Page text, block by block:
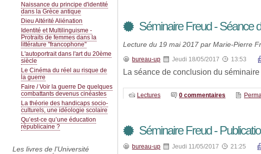
Naissance du principe d'identité
dans la Grèce antique
Dieu Altérité Aliénation
Identité et Multilinguisme -
Protraits de femmes dans la
littérature "francophone"
L'autoportrait dans l'art du 20ème
siècle
Le Cinéma du réel au risque de
la guerre
Faire / Voir la guerre De quelques
combattants devenus cinéastes
La théorie des handicaps socio-
culturels, une idéologie scolaire
Qu’est-ce qu’une éducation
républicaine ?
Les livres de l'Université
Séminaire Freud - Séance
Lecture du 19 mai 2017 par Marie-Pierre
bureau-up Jeudi 18/05/2017 13:53
La séance de conclusion du
Lectures 0 commentaires
Séminaire Freud -
bureau-up Jeudi 11/05/2017 21:25